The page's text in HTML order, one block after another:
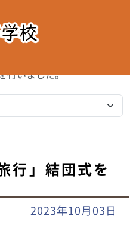
行いました。
行」結団式を
2023年10月03日